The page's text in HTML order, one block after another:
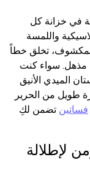
في خزانة كل
واللمسة
المكشوف، تخلق خطاً
مذهل. سواء كنت
الميدي الأنيق
طويل من الحرير
فساتين تضمن لكِ
لإطلالة